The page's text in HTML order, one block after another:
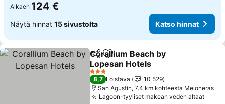
Alkaen 124 €
Näytä hinnat 15 sivustolta Katso hinnat
Jaa Lisää suosikkeihin
Corallium Beach by
Lopesan Hotels
Katso hinnat
3 Tähtiluokitus
8,7 Loistava
10 529
San Agustín, 7.4 km kohteesta Meloneras
Lagoon-tyyliset makean veden altaat